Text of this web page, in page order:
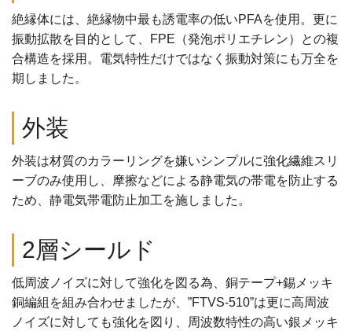
絶縁体には、絶縁物中最も誘電率の低いPFAを使用。更に
振動拡散を目的として、FPE（発泡ポリエチレン）との複
合構造を採用。電気特性だけではなく振動対策にも万全を
期しました。
外装
外装は材質のカラーリングを嫌いシンプルに強化繊維スリ
ーブのみ使用し、摩擦などによる静電気の帯電を防止する
ため、静電気帯電防止加工を施しました。
2層シールド
低周波ノイズに対して強化を図る為、銅テープ+錫メッキ
銅編組を組み合わせましたが、”FTVS-510”は更に高周波
ノイズに対しても強化を図り、周波数特性の高い銀メッキ